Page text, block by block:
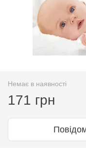
Немає в наявності
171 грн